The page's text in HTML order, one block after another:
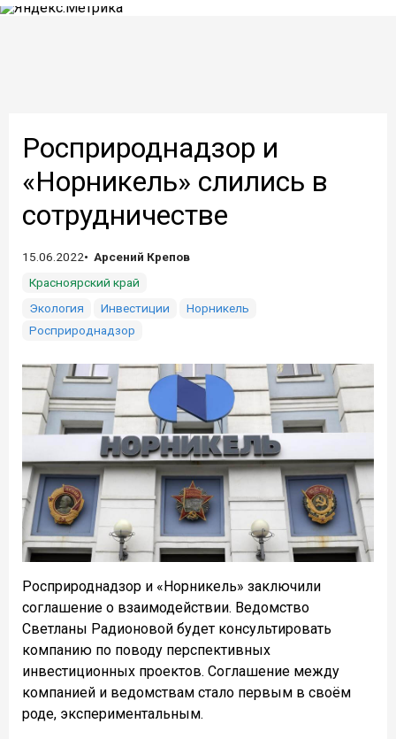
Росприроднадзор и
«Норникель» слились в
сотрудничестве
15.06.2022
Арсений Крепов
Красноярский край
Экология
Инвестиции
Норникель
Росприроднадзор
Росприроднадзор и «Норникель» заключили
соглашение о взаимодействии. Ведомство
Светланы Радионовой будет консультировать
компанию по поводу перспективных
инвестиционных проектов. Соглашение между
компанией и ведомствам стало первым в своём
роде, экспериментальным.